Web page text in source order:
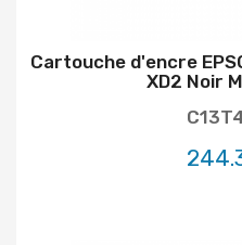
Cartouche d'encre
XD2 Noir